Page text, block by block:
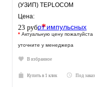
(УЗИП) TEPLOCOM
АЛЬБАТРОС 220/1000-АС
Цена:
23 руб.*
* Актуальную цену пожалуйста
уточните у менеджера
В избранное
Купить в 1 клик Под заказ